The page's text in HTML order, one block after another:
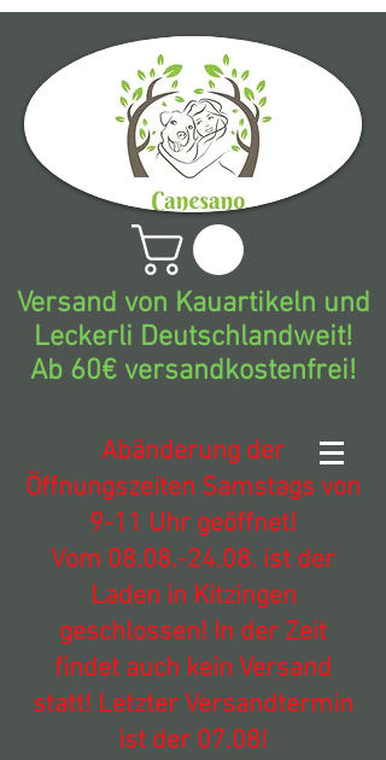
Versand von Kauartikeln und
Leckerli Deutschlandweit!
Ab 60€ versandkostenfrei!
Abänderung der
Öffnungszeiten Samstags von
9-11 Uhr geöffnet!
Vom 08.08.-24.08. ist der
Laden in Kitzingen
geschlossen! In der Zeit
findet auch kein Versand
statt! Letzter Versandtermin
ist der 07.08!